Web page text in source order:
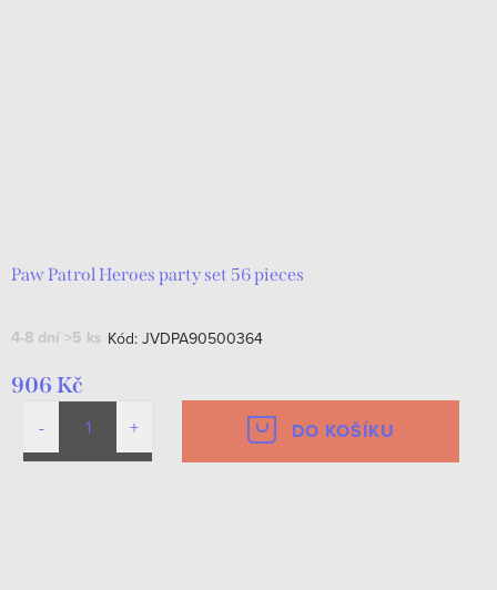
Paw Patrol Heroes party set 56 pieces
4-8 dní >5 ks Kód: JVDPA90500364
906 Kč
DO KOŠÍKU